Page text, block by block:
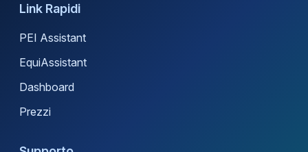
Link Rapidi
PEI Assistant
EquiAssistant
Dashboard
Prezzi